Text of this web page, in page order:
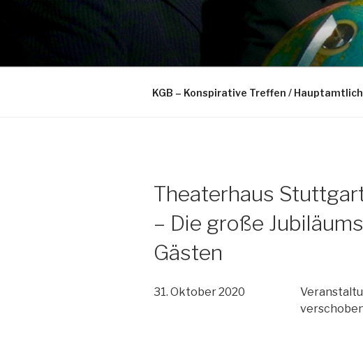
KGB – Konspirative Treffen /
Theaterhaus
– Die große
Gästen
31. Oktober 2020